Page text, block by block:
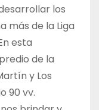
los
más de la Liga
esta
de la
y Los
90 vv.